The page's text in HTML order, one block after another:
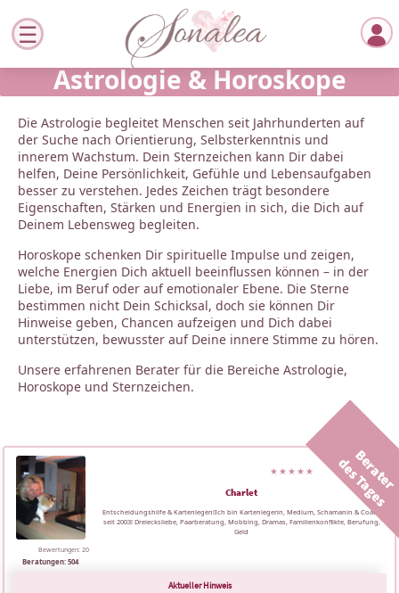
Astrologie & Horoskope
Die Astrologie begleitet Menschen seit Jahrhunderten auf
der Suche nach Orientierung, Selbsterkenntnis und
innerem Wachstum. Dein Sternzeichen kann Dir dabei
helfen, Deine Persönlichkeit, Gefühle und Lebensaufgaben
besser zu verstehen. Jedes Zeichen trägt besondere
Eigenschaften, Stärken und Energien in sich, die Dich auf
Deinem Lebensweg begleiten.
Horoskope schenken Dir spirituelle Impulse und zeigen,
welche Energien Dich aktuell beeinflussen können – in der
Liebe, im Beruf oder auf emotionaler Ebene. Die Sterne
bestimmen nicht Dein Schicksal, doch sie können Dir
Hinweise geben, Chancen aufzeigen und Dich dabei
unterstützen, bewusster auf Deine innere Stimme zu hören.
Unsere erfahrenen Berater für die Bereiche Astrologie,
Horoskope und Sternzeichen.
Beratungen: 504
Bewertungen: 20
Charlet
Entscheidungshilfe & Kartenlegen!Ich bin Kartenlegerin, Medium, Schamanin & Coach
seit 2003! Dreiecksliebe, Paarberatung, Mobbing, Dramas, Familienkonflikte, Berufung,
Geld